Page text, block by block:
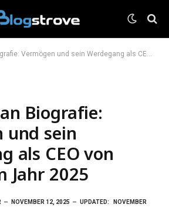
und sein Werdegang als CEO von OpenAI im Jahr 2025
Biografie:
und sein
als CEO von
Jahr 2025
NOVEMBER 12, 2025 UPDATED: NOVEMBER